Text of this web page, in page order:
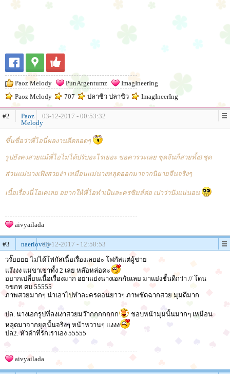
Paoz Melody PunArgentumz
ImagIneerIng
Paoz Melody
707 ปลาซิว ปลาซิว ImagIneerIng
#2
Paoz
Melody
03-12-2017 - 00:53:32
ขึ้นชื่อว่าพี่ไอนี่ผลงานดีตลอดๆ
รูปยังคงสวยแม้พี่ไอไม่ได้ปรับอะไรเยอะ ขอคารวะเลย ชุดจีนก็สวยทั้ง3ชุด
ส่วนแม่นางเฟิงสวยง่า เหมือนแม่นางหลุดออกมาจากนิยายจีนจริงๆ
เนื้อเรื่องนี่โอเคเลย อยากให้พี่ไอทำเป็นละครซิมส์ต่อ เปาว่าปังแน่นอน
aivyailada
#3 naerlovely03-12-2017 - 12:58:53
วรั๊ยยยย ไม่ได้โฟกัสเนื้อเรื่องเลยอ่ะ โฟกัสแต่ผู้ชาย
แง๊งงง แม่ขาเขาทั้ง 2 เลย หล๊อหล่อค่ะ
อยากเปลี่ยนเนื้อเรื่องมาก อย่าแย่งนางเอกกันเลย มาแย่งชั้นดีกว่า // โดน
จขกท ตบ 55555
ภาพสวยมากๆ น่าเอาไปทำละครตอนยาวๆ ภาพชัดฉากสวย มุมดีมาก
ปล. นางเอกรูปที่ลงเงาสวยมว๊ากกกกกกก
ชอบหน้ามุมนั้นมากๆ เหมือน
หลุดมาจากยุคนั้นจริงๆ หน้าหวานๆ แงงง
ปล2. หัวดำที่รักเราเอง 55555
aivyailada